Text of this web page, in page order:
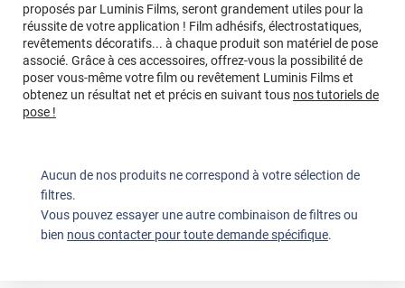
proposés par Luminis Films, seront grandement utiles pour la
réussite de votre application ! Film adhésifs, électrostatiques,
revêtements décoratifs... à chaque produit son matériel de pose
associé. Grâce à ces accessoires, offrez-vous la possibilité de
poser vous-même votre film ou revêtement Luminis Films et
obtenez un résultat net et précis en suivant tous nos tutoriels de
pose !
Aucun de nos produits ne correspond à votre sélection de
filtres.
Vous pouvez essayer une autre combinaison de filtres ou
bien nous contacter pour toute demande spécifique.